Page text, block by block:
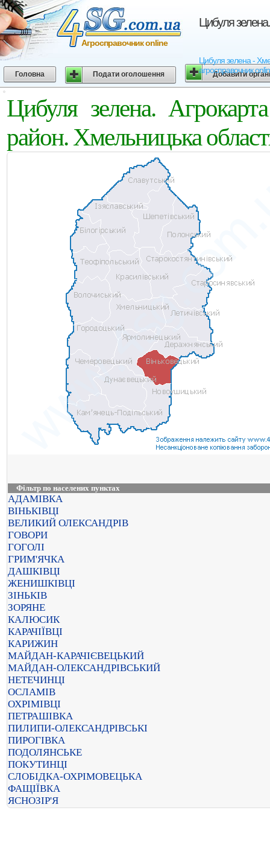
Цибуля
Цибуля зелена -
агросправочник
Агросправочник online
Головна Подати оголошення Добавити
Цибуля зелена.
район. Хмельницька
Фільтр по населених пунктах
АДАМІВКА
ВІНЬКІВЦІ
ВЕЛИКИЙ ОЛЕКСАНДРІВ
ГОВОРИ
ГОГОЛІ
ГРИМ'ЯЧКА
ДАШКІВЦІ
ЖЕНИШКІВЦІ
ЗІНЬКІВ
ЗОРЯНЕ
КАЛЮСИК
КАРАЧІЇВЦІ
КАРИЖИН
МАЙДАН-КАРАЧІЄВЕЦЬКИЙ
МАЙДАН-ОЛЕКСАНДРІВСЬКИЙ
НЕТЕЧИНЦІ
ОСЛАМІВ
ОХРІМІВЦІ
ПЕТРАШІВКА
ПИЛИПИ-ОЛЕКСАНДРІВСЬКІ
ПИРОГІВКА
ПОДОЛЯНСЬКЕ
ПОКУТИНЦІ
СЛОБІДКА-ОХРІМОВЕЦЬКА
ФАЩІЇВКА
ЯСНОЗІР'Я